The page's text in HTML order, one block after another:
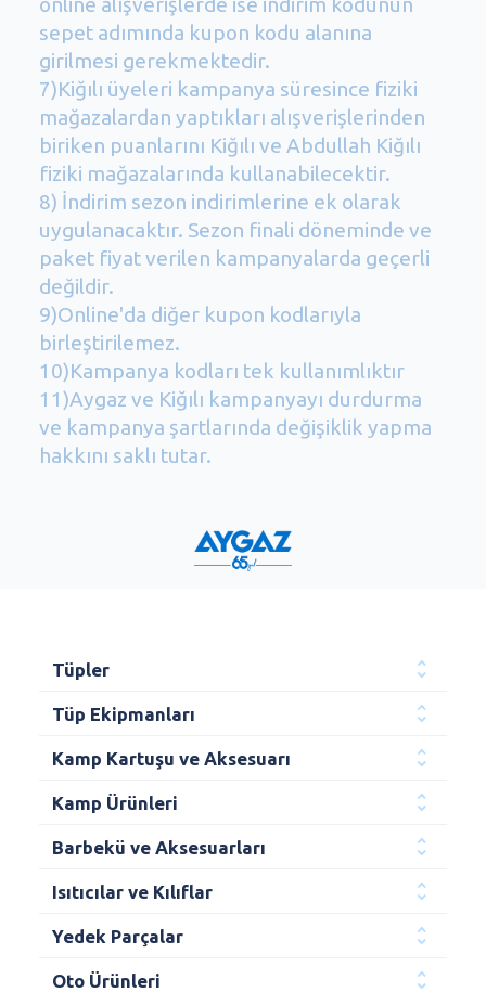
sepet adımında kupon kodu alanına
girilmesi gerekmektedir.
7)Kiğılı üyeleri kampanya süresince fiziki
mağazalardan yaptıkları alışverişlerinden
biriken puanlarını Kiğılı ve Abdullah Kiğılı
fiziki mağazalarında kullanabilecektir.
8) İndirim sezon indirimlerine ek olarak
uygulanacaktır. Sezon finali döneminde ve
paket fiyat verilen kampanyalarda geçerli
değildir.
9)Online'da diğer kupon kodlarıyla
birleştirilemez.
10)Kampanya kodları tek kullanımlıktır
11)Aygaz ve Kiğılı kampanyayı durdurma
ve kampanya şartlarında değişiklik yapma
hakkını saklı tutar.
Tüpler
Tüp Ekipmanları
Kamp Kartuşu ve Aksesuarı
Kamp Ürünleri
Barbekü ve Aksesuarları
Isıtıcılar ve Kılıflar
Yedek Parçalar
Oto Ürünleri